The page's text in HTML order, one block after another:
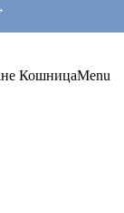
КошницаMenu